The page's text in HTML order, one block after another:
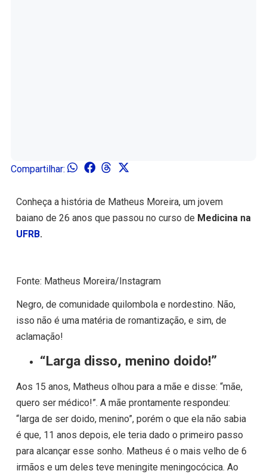
Compartilhar:
Conheça a história de Matheus Moreira, um jovem
baiano de 26 anos que passou no curso de Medicina na
UFRB.
Fonte: Matheus Moreira/Instagram
Negro, de comunidade quilombola e nordestino. Não,
isso não é uma matéria de romantização, e sim, de
aclamação!
“Larga disso, menino doido!”
Aos 15 anos, Matheus olhou para a mãe e disse: “mãe,
quero ser médico!”. A mãe prontamente respondeu:
“larga de ser doido, menino”, porém o que ela não sabia
é que, 11 anos depois, ele teria dado o primeiro passo
para alcançar esse sonho. Matheus é o mais velho de 6
irmãos e um deles teve meningite meningocócica. Ao